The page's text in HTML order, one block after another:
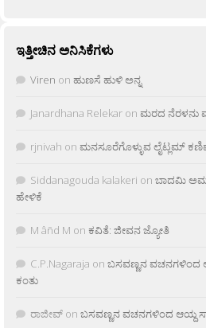
ಇತ್ತೀಚಿನ ಅನಿಸಿಕೆಗಳು
Viren on ಹುಣಸೆ ಹುಳಿ ಅನ್ನ
Janardhana Relekar on ಮರದ ನೆರಳನು
rjnivah on ಮನಸೂರೆಗೊಳ್ಳುವ ಲೈಟ್ಲಮ್
Siddanagouda kalakeri on ಬಾದಮಿ
ಹೇಳಿಕೆ
M âñd M on ಕವಿತೆ: ಜೀವನ ಜ್ಯೋತಿ
C.P.Nagaraja on ಬಸವಣ್ಣನ ವಚನಗಳಿಂದ
ಕಂತು
ರಾಜೀವ್ on ಬಸವಣ್ಣನ ವಚನಗಳಿಂದ ಆಯ್ದ